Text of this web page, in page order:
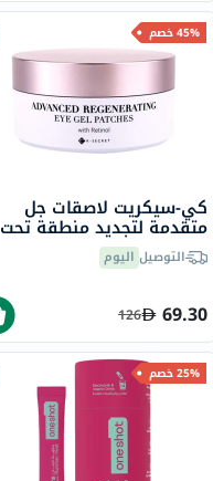
45% خصم
كي-سيكريت لاصقات جل
متقدمة لتجديد منطقة تحت
العين مع الريتينول، حزمة من
60 قطعةالتوصيل اليوم
69.30
126
25% خصم